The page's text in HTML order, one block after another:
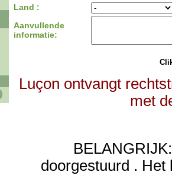
Land :
Aanvullende
informatie:
Luçon ontvangt
met
doorgestuurd . Het